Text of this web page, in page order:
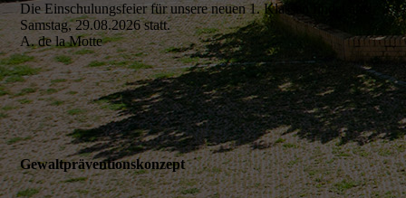
Die Einschulungsfeier für unsere neuen 1. Klassen findet am
Samstag, 29.08.2026 statt.
A. de la Motte
Gewaltpräventionskonzept